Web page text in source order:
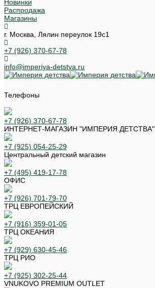
Новинки
Распродажа
Магазины
г. Москва, Лялин переулок 19с1
+7 (926) 370-67-78
info@imperiya-detstva.ru
Телефоны
+7 (926) 370-67-78
ИНТЕРНЕТ-МАГАЗИН "ИМПЕРИЯ ДЕТСТВА"
+7 (925) 054-25-29
Центральный детский магазин
+7 (495) 419-17-78
ОФИС
+7 (926) 701-79-70
ТРЦ ЕВРОПЕЙСКИЙ
+7 (916) 359-01-05
ТРЦ ОКЕАНИЯ
+7 (929) 630-45-46
ТРЦ РИО
+7 (925) 302-25-44
VNUKOVO PREMIUM OUTLET